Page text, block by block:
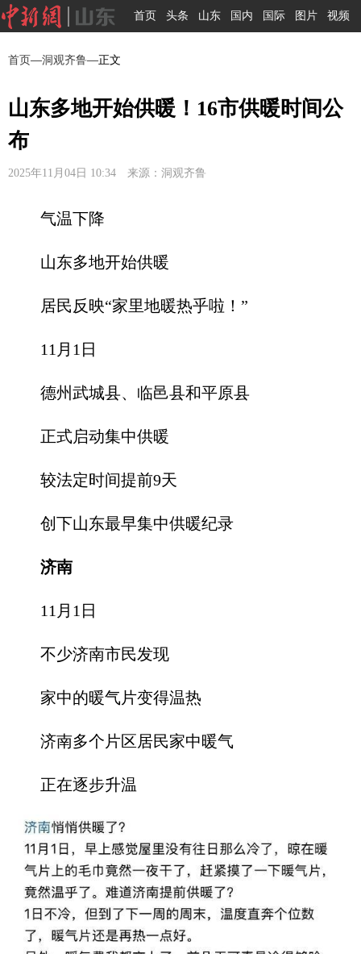
首页 头条 山东 国内 国际 图片 视频
首页—洞观齐鲁—正文
山东多地开始供暖！16市供暖时间公
布
2025年11月04日 10:34 来源：洞观齐鲁
气温下降
山东多地开始供暖
居民反映“家里地暖热乎啦！”
11月1日
德州武城县、临邑县和平原县
正式启动集中供暖
较法定时间提前9天
创下山东最早集中供暖纪录
济南
11月1日
不少济南市民发现
家中的暖气片变得温热
济南多个片区居民家中暖气
正在逐步升温